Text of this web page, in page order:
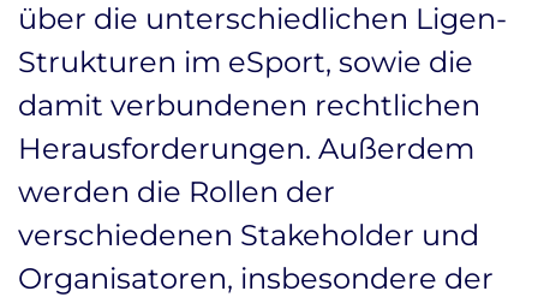
über die unterschiedlichen Ligen-
Strukturen im eSport, sowie die
damit verbundenen rechtlichen
Herausforderungen. Außerdem
werden die Rollen der
verschiedenen Stakeholder und
Organisatoren, insbesondere der